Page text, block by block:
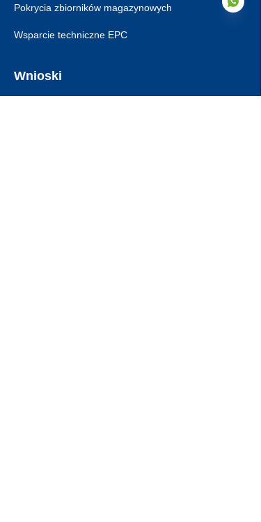
Pokrycia zbiorników magazynowych
Wsparcie techniczne EPC
Wnioski
PO